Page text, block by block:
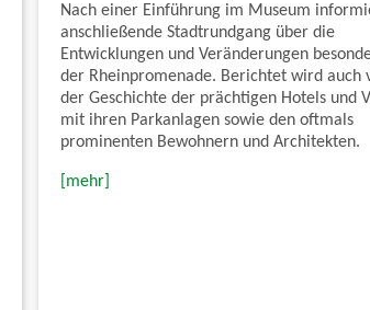
Nach einer Einführung im Museum
anschließende Stadtrundgang über die
Entwicklungen und Veränderungen
der Rheinpromenade. Berichtet wird auch
der Geschichte der prächtigen Hotels und
mit ihren Parkanlagen sowie den oftmals
prominenten Bewohnern und Architekten.
[mehr]